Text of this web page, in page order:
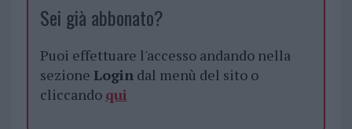
Sei già abbonato?
Puoi effettuare l'accesso andando nella
sezione Logindal menù del sito o
cliccando qui